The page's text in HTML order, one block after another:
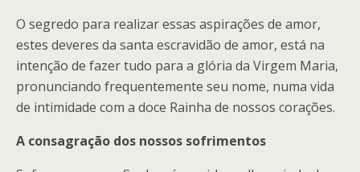
O segredo para realizar essas aspirações de amor,
estes deveres da santa escravidão de amor, está na
intenção de fazer tudo para a glória da Virgem Maria,
pronunciando frequentemente seu nome, numa vida
de intimidade com a doce Rainha de nossos corações.
A consagração dos nossos sofrimentos